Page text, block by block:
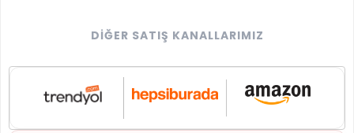
DIĞER SATIŞ KANALLARIMIZ